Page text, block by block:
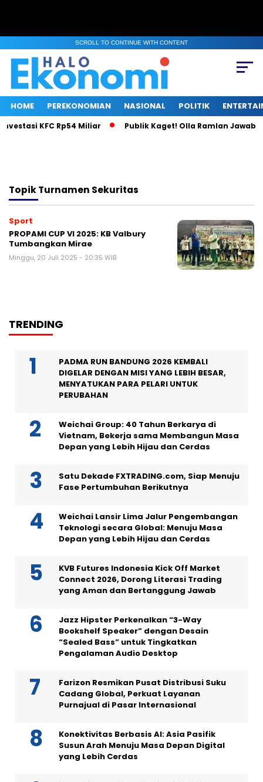
SCROLL TO CONTINUE WITH CONTENT
HOME PEREKONOMIAN NASIONAL POLITIK
KFC Rp54 Miliar Publik Kaget! Olla Ramlan Jawab
TopikTurnamen Sekuritas
Sport
PROPAMI CUP VI 2025: KB Valbury
Tumbangkan Mirae
Minggu, 20 Juli 2025 - 20:35 WIB
TRENDING
PADMA RUN BANDUNG 2026 KEMBALI
DIGELAR DENGAN MISI YANG LEBIH BESAR,
MENYATUKAN PARA PELARI UNTUK
PERUBAHAN
Weichai Group: 40 Tahun Berkarya di
Vietnam, Bekerja sama Membangun Masa
Depan yang Lebih Hijau dan Cerdas
Satu Dekade FXTRADING.com, Siap Menuju
Fase Pertumbuhan Berikutnya
Weichai Lansir Lima Jalur Pengembangan
Teknologi secara Global: Menuju Masa
Depan yang Lebih Hijau dan Cerdas
KVB Futures Indonesia Kick Off Market
Connect 2026, Dorong Literasi Trading
yang Aman dan Bertanggung Jawab
Jazz Hipster Perkenalkan “3-Way
Bookshelf Speaker” dengan Desain
“Sealed Bass” untuk Tingkatkan
Pengalaman Audio Desktop
Farizon Resmikan Pusat Distribusi Suku
Cadang Global, Perkuat Layanan
Purnajual di Pasar Internasional
Konektivitas Berbasis AI: Asia Pasifik
Susun Arah Menuju Masa Depan Digital
yang Lebih Cerdas